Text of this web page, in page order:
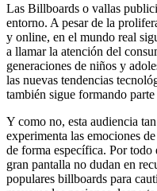
Las Billboards o vallas
entorno. A pesar de la
y online, en el mundo real
a llamar la atención del
generaciones de niños y
las nuevas tendencias
también sigue formando parte
Y como no, esta audiencia
experimenta las emociones
de forma específica. Por
gran pantalla no dudan en
populares billboards para